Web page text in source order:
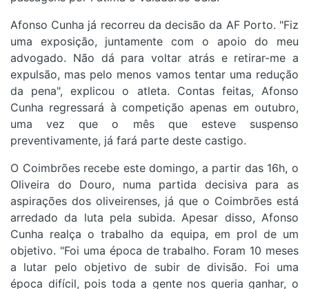
Afonso Cunha já recorreu da decisão da AF Porto. "Fiz
uma exposição, juntamente com o apoio do meu
advogado. Não dá para voltar atrás e retirar-me a
expulsão, mas pelo menos vamos tentar uma redução
da pena", explicou o atleta. Contas feitas, Afonso
Cunha regressará à competição apenas em outubro,
uma vez que o mês que esteve suspenso
preventivamente, já fará parte deste castigo.
O Coimbrões recebe este domingo, a partir das 16h, o
Oliveira do Douro, numa partida decisiva para as
aspirações dos oliveirenses, já que o Coimbrões está
arredado da luta pela subida. Apesar disso, Afonso
Cunha realça o trabalho da equipa, em prol de um
objetivo. "Foi uma época de trabalho. Foram 10 meses
a lutar pelo objetivo de subir de divisão. Foi uma
época difícil, pois toda a gente nos queria ganhar, o